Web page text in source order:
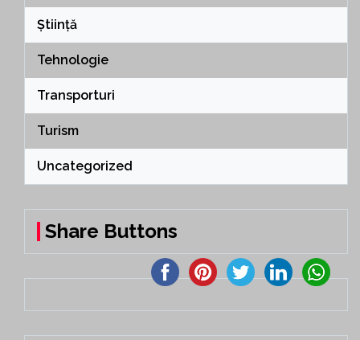
Știință
Tehnologie
Transporturi
Turism
Uncategorized
Share Buttons